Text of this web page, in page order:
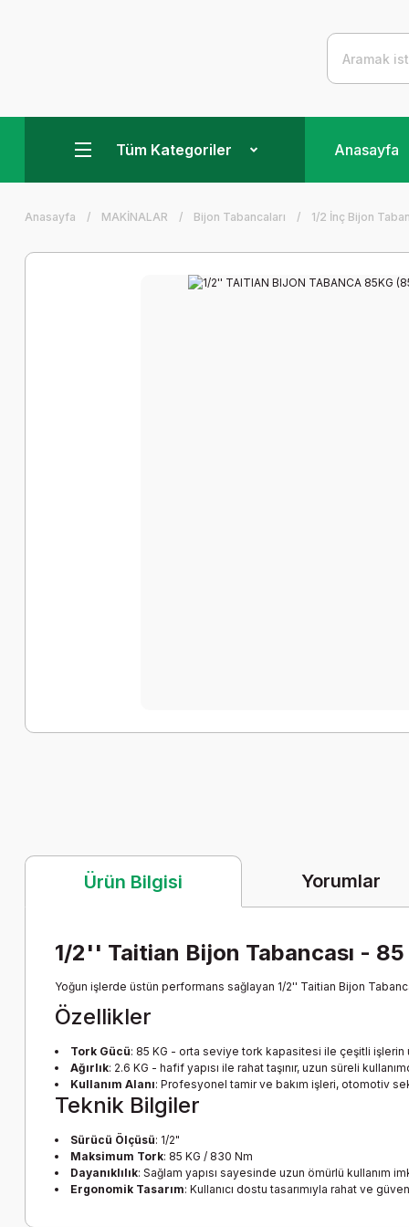
Tüm Kategoriler Anasayfa
Anasayfa MAKİNALAR Bijon Tabancaları 1/2 İnç Bijon
Ürün Bilgisi Yorumlar
1/2'' Taitian Bijon Tabancası - 85
Yoğun işlerde üstün performans sağlayan 1/2'' Taitian Bijon
Özellikler
Tork Gücü: 85 KG - orta seviye tork kapasitesi ile çeşitli işlerin
Ağırlık: 2.6 KG - hafif yapısı ile rahat taşınır, uzun süreli
Kullanım Alanı: Profesyonel tamir ve bakım işleri, otomotiv
Teknik Bilgiler
Sürücü Ölçüsü: 1/2"
Maksimum Tork: 85 KG / 830 Nm
Dayanıklılık: Sağlam yapısı sayesinde uzun ömürlü kullanım
Ergonomik Tasarım: Kullanıcı dostu tasarımıyla rahat ve